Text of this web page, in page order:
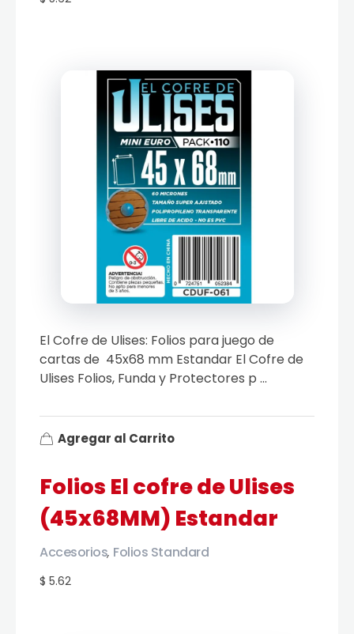
Folios El cofre de Ulises
(45x68MM) Estandar
$ 5.62
Accesorios, Folios Standard
El Cofre de Ulises: Folios para juego de
cartas de 45x68 mm Estandar El Cofre de
Ulises Folios, Funda y Protectores p ...
Agregar al Carrito